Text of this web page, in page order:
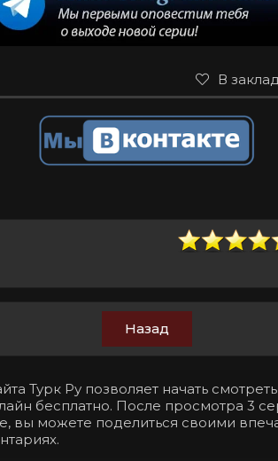
В
Назад
Турк Ру позволяет начать
бесплатно. После просмотра 3
вы можете поделиться своими